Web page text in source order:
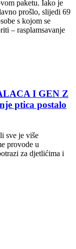
paketu. Iako je
prošlo, slijedi 69
s kojom se
– rasplamsavanje
I GEN Z
ptica postalo
sve je više
provode u
za djetlićima i